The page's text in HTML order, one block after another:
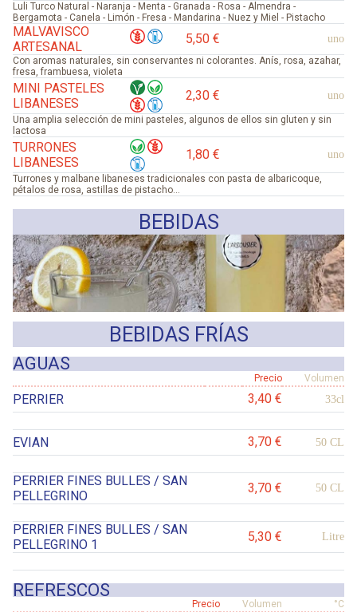
Luli Turco Natural - Naranja - Menta - Granada - Rosa - Almendra -
Bergamota - Canela - Limón - Fresa - Mandarina - Nuez y Miel - Pistacho
MALVAVISCO
ARTESANAL
5,50 € uno
Con aromas naturales, sin conservantes ni colorantes. Anís, rosa, azahar,
fresa, frambuesa, violeta
MINI PASTELES
LIBANESES
2,30 € uno
Una amplia selección de mini pasteles, algunos de ellos sin gluten y sin
lactosa
TURRONES
LIBANESES
1,80 € uno
Turrones y malbane libaneses tradicionales con pasta de albaricoque,
pétalos de rosa, astillas de pistacho...
BEBIDAS
BEBIDAS FRÍAS
AGUAS
Precio Volumen
PERRIER 3,40 € 33cl
EVIAN 3,70 € 50 CL
PERRIER FINES BULLES / SAN
PELLEGRINO
3,70 € 50 CL
PERRIER FINES BULLES / SAN
PELLEGRINO 1
5,30 € Litre
REFRESCOS
Precio Volumen °C